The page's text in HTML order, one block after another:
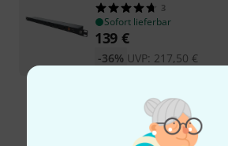
3
Sofort lieferbar
139 €
UVP: 217,50 €
-36%
Kostenloser Versand ab 29
Alle Preise inkl. MwSt.